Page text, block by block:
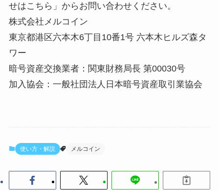
せはこちら」からお問い合わせください。
株式会社メルコイン
東京都港区六本木6丁目10番1号 六本木ヒルズ森タ
ワー
暗号資産交換業者：関東財務局⻑ 第00030号
加入協会：一般社団法人日本暗号資産取引業協会
使い方・解説 メルコイン